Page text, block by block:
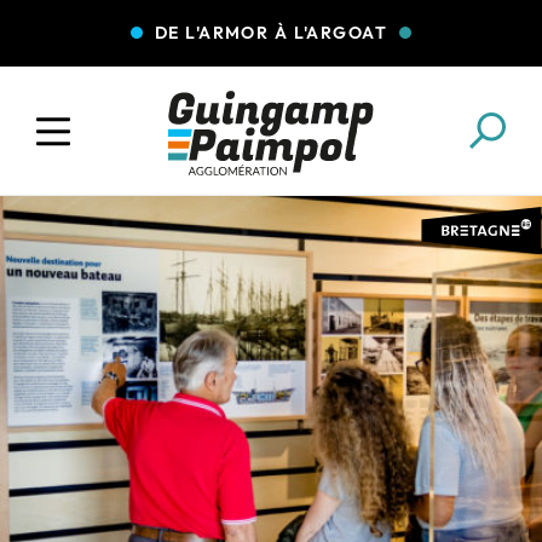
DE L'ARMOR À L'ARGOAT
COLLECTE DES DÉCHETS EAU ET ASSAINISSEMENT
ENFANCE JEUNESSE L'AGGLO' RECRUTE
ASSOCIATIONS PISCINES